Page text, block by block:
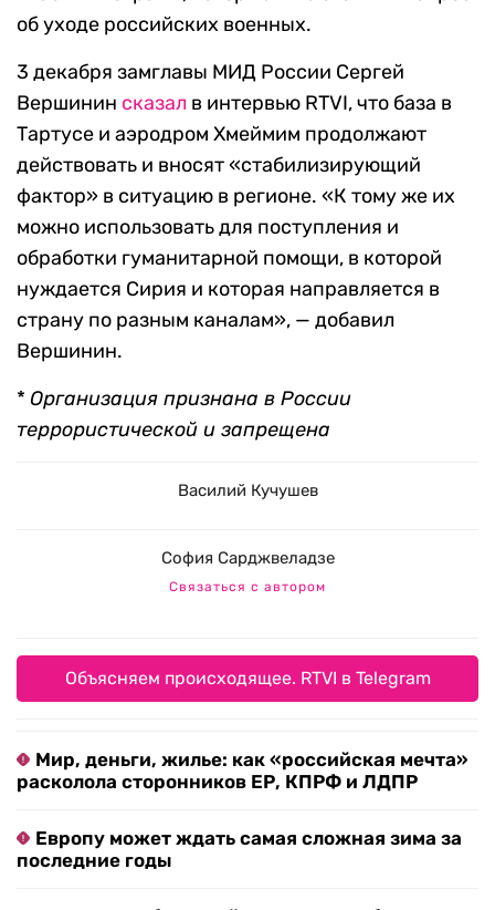
об уходе российских военных.
3 декабря замглавы МИД России Сергей
Вершинин сказал в интервью RTVI, что база в
Тартусе и аэродром Хмеймим продолжают
действовать и вносят «стабилизирующий
фактор» в ситуацию в регионе. «К тому же их
можно использовать для поступления и
обработки гуманитарной помощи, в которой
нуждается Сирия и которая направляется в
страну по разным каналам», — добавил
Вершинин.
* Организация признана в России
террористической и запрещена
Василий Кучушев
София Сарджвеладзе
Связаться с автором
Объясняем происходящее. RTVI в Telegram
Мир, деньги, жилье: как «российская мечта»
расколола сторонников ЕР, КПРФ и ЛДПР
Европу может ждать самая сложная зима за
последние годы